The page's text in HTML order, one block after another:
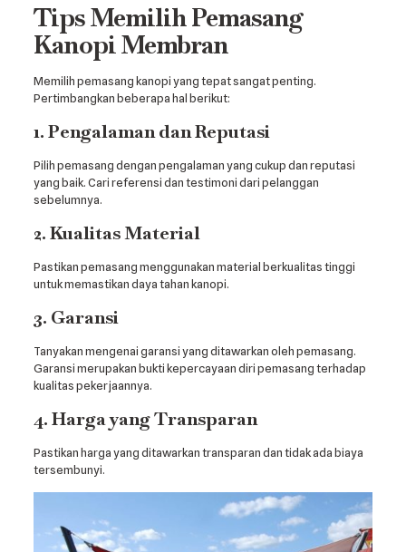
Tips Memilih Pemasang
Kanopi Membran
Memilih pemasang kanopi yang tepat sangat penting.
Pertimbangkan beberapa hal berikut:
1. Pengalaman dan Reputasi
Pilih pemasang dengan pengalaman yang cukup dan reputasi
yang baik. Cari referensi dan testimoni dari pelanggan
sebelumnya.
2. Kualitas Material
Pastikan pemasang menggunakan material berkualitas tinggi
untuk memastikan daya tahan kanopi.
3. Garansi
Tanyakan mengenai garansi yang ditawarkan oleh pemasang.
Garansi merupakan bukti kepercayaan diri pemasang terhadap
kualitas pekerjaannya.
4. Harga yang Transparan
Pastikan harga yang ditawarkan transparan dan tidak ada biaya
tersembunyi.